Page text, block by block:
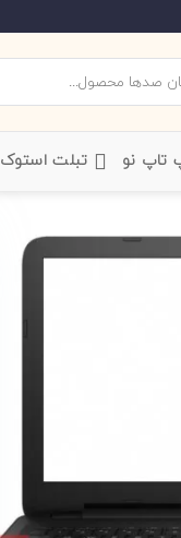
تاپ نو ‌ تبلت استوک